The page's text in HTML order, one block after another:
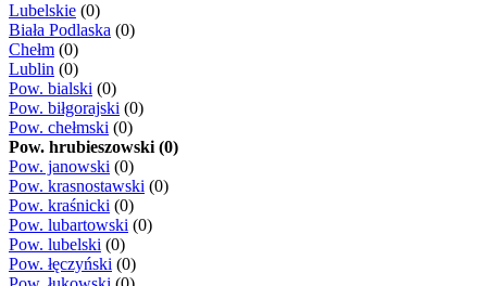
Lubelskie (0)
Biała Podlaska (0)
Chełm (0)
Lublin (0)
Pow. bialski (0)
Pow. biłgorajski (0)
Pow. chełmski (0)
Pow. hrubieszowski (0)
Pow. janowski (0)
Pow. krasnostawski (0)
Pow. kraśnicki (0)
Pow. lubartowski (0)
Pow. lubelski (0)
Pow. łęczyński (0)